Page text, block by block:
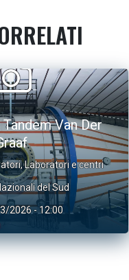
Van Der
,Laboratori e centri
del Sud
2026 - 12:00